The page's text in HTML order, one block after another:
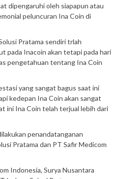
dipengaruhi oleh siapapun atau
peluncuran Ina Coin di
Pratama sendiri trlah
pada Inacoin akan tetapi pada hari
pengetahuan tentang Ina Coin
yang sangat bagus saat ini
kedepan Ina Coin akan sangat
ini Ina Coin telah terjual lebih dari
penandatanganan
Pratama dan PT Safir Medicom
Indonesia, Surya Nusantara